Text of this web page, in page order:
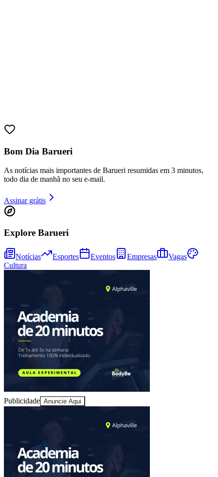
Goiás
Bom Dia Barueri
As notícias mais importantes de Barueri resumidas em 3 minutos,
todo dia de manhã no seu e-mail.
Assinar grátis
Explore Barueri
Notícias Esportes Eventos Empresas
Vagas
Cultura
Publicidade Anuncie Aqui